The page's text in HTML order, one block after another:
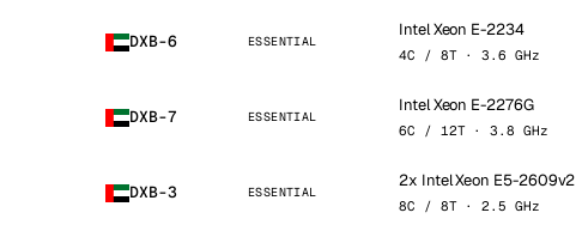
DXB-6 ESSENTIAL
Intel Xeon E-2234
4C / 8T · 3.6 GHz
DXB-7 ESSENTIAL
Intel Xeon E-2276G
6C / 12T · 3.8 GHz
DXB-3 ESSENTIAL
2x Intel Xeon E5-2609v2
8C / 8T · 2.5 GHz